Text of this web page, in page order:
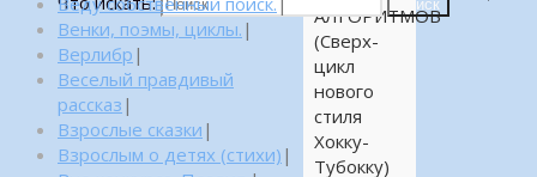
Поиск
АЛГОРИТМОВ
(Сверх-
цикл
нового
стиля
Хокку-
Тубокку)
Венки, поэмы, циклы. |
Верлибр |
Веселый правдивый
рассказ |
Взрослые сказки |
Взрослым о детях (стихи) |